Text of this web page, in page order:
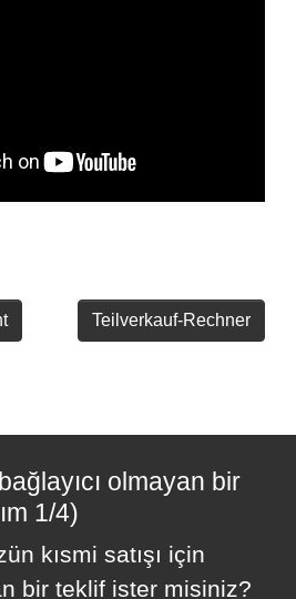
Teilverkauf-Rechner
olmayan bir
1/4)
kısmi satışı için
bir teklif ister misiniz?